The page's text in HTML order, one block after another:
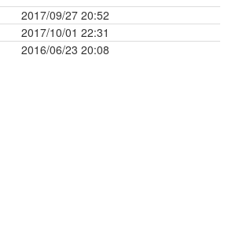
2017/09/27 20:52
2017/10/01 22:31
2016/06/23 20:08